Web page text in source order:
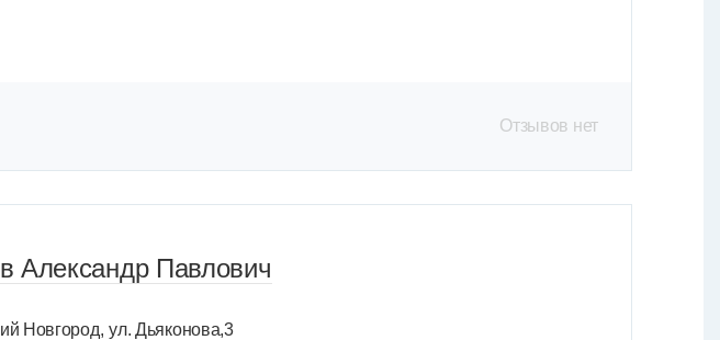
Отзывов нет
Александр Павлович
Новгород ул. Дьяконова,3